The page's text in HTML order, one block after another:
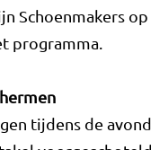
Schoenmakers
programma.
tijdens de